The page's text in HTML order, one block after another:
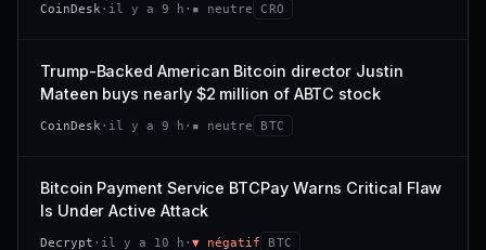
CoinDesk · il y a 9 h · ▪ neutre CRO
Trump-Backed American Bitcoin director Justin
Mateen buys nearly $2 million of ABTC stock
CoinDesk · il y a 9 h · ▪ neutre BTC
Bitcoin Payment Service BTCPay Warns Critical Flaw
Is Under Active Attack
Decrypt · il y a 10 h · ▼ négatif BTC